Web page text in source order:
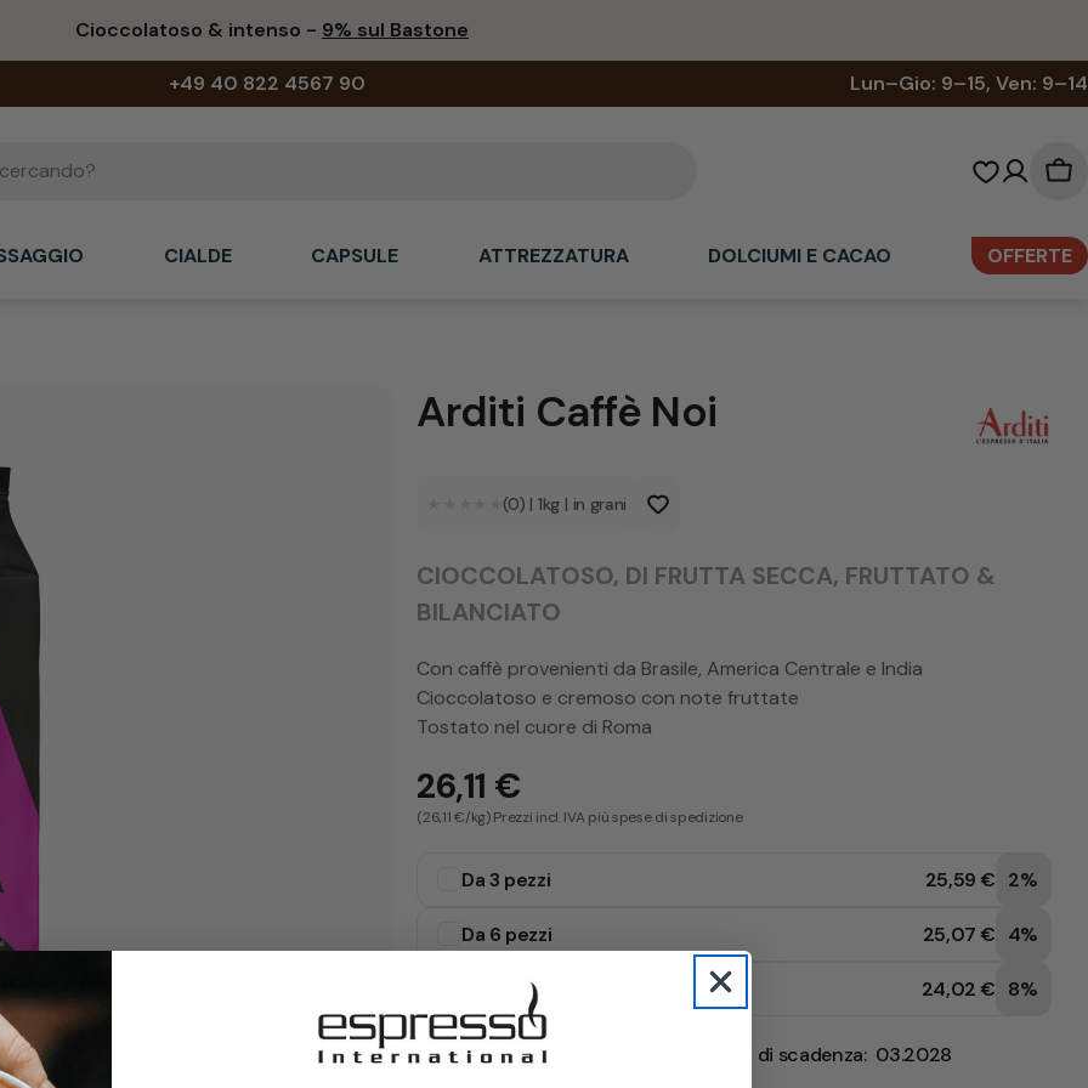
Cioccolatoso & intenso - 9% sul Bastone
+49 40 822 4567 90 Lun–Gio: 9–15, Ven: 9–14
CIALDE CAPSULE ATTREZZATURA DOLCIUMI E CACAO OFFERTE
Arditi Caffè Noi
(0) | 1kg | in grani
CIOCCOLATOSO, DI FRUTTA SECCA, FRUTTATO &
BILANCIATO
Con caffè provenienti da Brasile, America Centrale e India
Cioccolatoso e cremoso con note fruttate
Tostato nel cuore di Roma
26,11 €
(26,11 €/kg) Prezzi incl. IVA più spese di spedizione
Da 3 pezzi 25,59 € 2%
Da 6 pezzi 25,07 € 4%
Da 12 pezzi 24,02 € 8%
Data di tostatura: 03.2026
Data di scadenza: 03.2028